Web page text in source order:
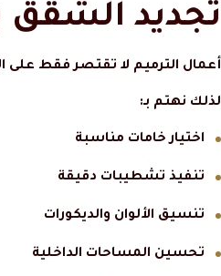
تجديد
أعمال الترميم لا تقتصر فقط
لذلك نهتم بـ:
اختيار خامات مناسبة
تنفيذ تشطيبات دقيقة
تنسيق الألوان والديكورات
تحسين المساحات الداخلية